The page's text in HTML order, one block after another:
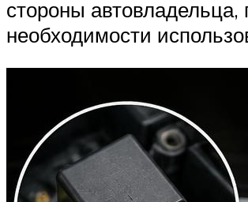
стороны автовладельца,
необходимости